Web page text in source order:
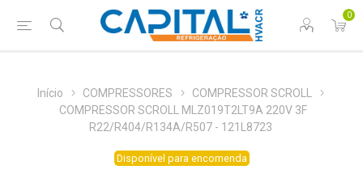
0
Início COMPRESSORES
COMPRESSOR SCROLL
COMPRESSOR SCROLL MLZ019T2LT9A 220V 3F
R22/R404/R134A/R507 - 121L8723
Disponível para encomenda